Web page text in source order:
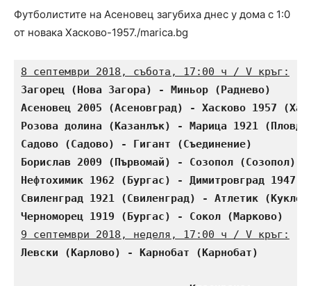
Футболистите на Асеновец загубиха днес у дома с 1:0
от новака Хасково-1957./marica.bg
8 септември 2018, събота, 17:00 ч / V кръг:
Загорец (Нова Загора) - Миньор
Асеновец 2005 (Асеновград) - Хасково 1957
Розова долина (Казанлък) - Марица 1921
Садово (Садово) - Гигант (Съединение)
Борислав 2009 (Първомай) - Созопол
Нефтохимик 1962 (Бургас) - Димитровград
Свиленград 1921 (Свиленград) - Атлетик
Черноморец 1919 (Бургас) - Сокол
9 септември 2018, неделя, 17:00 ч / V кръг:
Левски (Карлово) - Карнобат